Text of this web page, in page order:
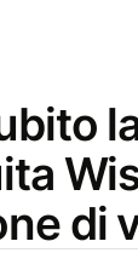
di